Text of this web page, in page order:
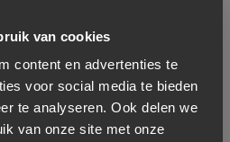
van cookies
content en advertenties te
voor social media te bieden
te analyseren. Ook delen we
van onze site met onze
Stoel Lynn met
armleuning – Beige